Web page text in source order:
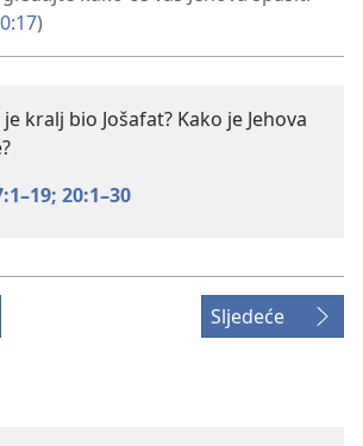
)
je kralj bio Jošafat? Kako je Jehova
20:1–30
Sljedeće